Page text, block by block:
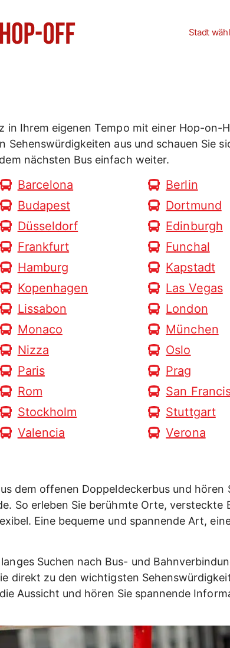
Stadt
in Ihrem eigenen Tempo mit einer Hop-on-
Sehenswürdigkeiten aus und schauen Sie
nächsten Bus einfach weiter.
Barcelona
Berlin
Budapest
Dortmund
Düsseldorf
Edinburgh
Frankfurt
Funchal
Hamburg
Kapstadt
Kopenhagen
Las Vegas
Lissabon
London
Monaco
München
Nizza
Oslo
Paris
Prag
Rom
San
Stockholm
Stuttgart
Valencia
Verona
dem offenen Doppeldeckerbus und hören
So erleben Sie berühmte Orte, versteckte
Eine bequeme und spannende Art,
langes Suchen nach Bus- und
direkt zu den wichtigsten
Aussicht und hören Sie spannende